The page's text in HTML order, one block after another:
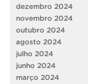
dezembro 2024
novembro 2024
outubro 2024
agosto 2024
julho 2024
junho 2024
março 2024